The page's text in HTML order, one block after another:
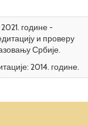
године -
и проверу
Србије.
2014. године.